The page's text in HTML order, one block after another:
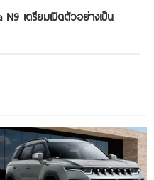
N9 เตรียมเปิดตัวอย่างเป็น